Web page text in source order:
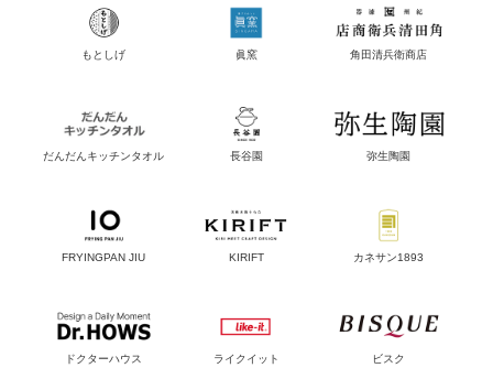
もとしげ 眞窯 角田清兵衛商店
だんだんキッチンタオル 長谷園 弥生陶園
FRYINGPAN JIU KIRIFT カネサン1893
ドクターハウス ライクイット ビスク